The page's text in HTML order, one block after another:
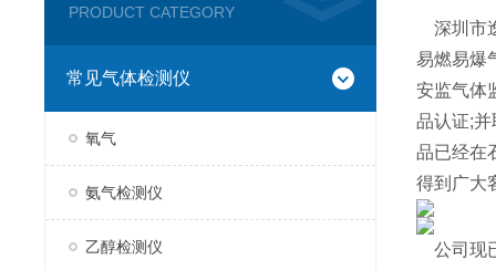
PRODUCT CATEGORY
常见气体检测仪
氧气
氨气检测仪
乙醇检测仪
深圳市
易燃易爆
安监气体
品认证;
品已经在
得到广大
公司现